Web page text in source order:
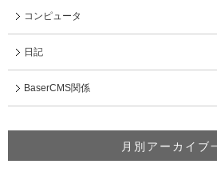
コンピュータ
日記
BaserCMS関係
月別アーカイブ